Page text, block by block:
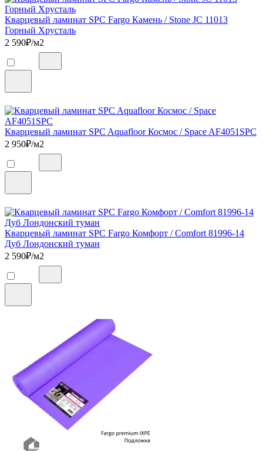
Кварцевый ламинат SPC Fargo Камень / Stone JC 11013
Горный Хрусталь
2 590₽/м2
Кварцевый ламинат SPC Aquafloor Космос / Space AF4051SPC
2 950₽/м2
Кварцевый ламинат SPC Fargo Комфорт / Comfort 81996-14
Дуб Лондонский туман
2 590₽/м2